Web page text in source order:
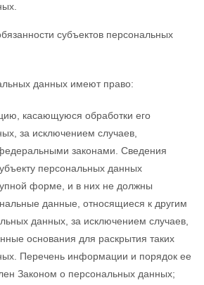
субъектов персональных
данных имеют право:
касающуюся обработки его
за исключением случаев,
законами. Сведения
персональных данных
форме, и в них не должны
данные, относящиеся к другим
данных, за исключением случаев,
основания для раскрытия таких
Перечень информации и порядок ее
Законом о персональных данных;